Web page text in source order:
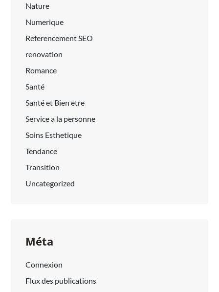
Nature
Numerique
Referencement SEO
renovation
Romance
Santé
Santé et Bien etre
Service a la personne
Soins Esthetique
Tendance
Transition
Uncategorized
Méta
Connexion
Flux des publications